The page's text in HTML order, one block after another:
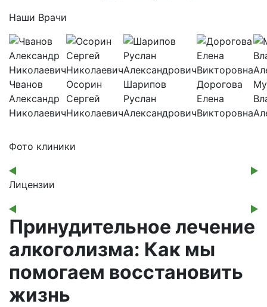
Наши Врачи
Чванов
Александр
Николаевич
Осорин
Сергей
Николаевич
Шарипов
Руслан
Александрович
Дорогова
Елена
Викторовна
Фото клиники
Лицензии
Принудительное лечение
алкоголизма: Как мы
помогаем восстановить
жизнь